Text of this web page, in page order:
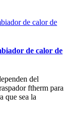
de calor de
del
ftherm para
que sea la